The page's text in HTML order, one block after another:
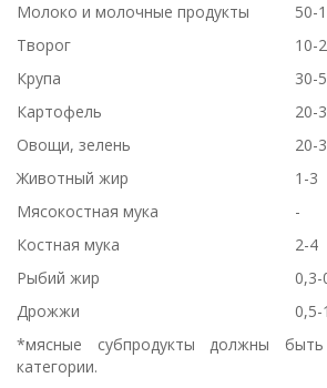
Молоко и молочные продукты
50-
Творог
10-
Крупа
30-
Картофель
20-
Овощи, зелень
20-
Животный жир
1-3
Мясокостная мука
-
Костная мука
2-4
Рыбий жир
0,3-
Дрожжи
0,5-1
*мясные субпродукты должны
категории.